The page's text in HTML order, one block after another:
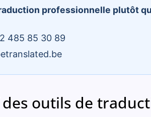
professionnelle plutôt
485 85 30 89
outils de